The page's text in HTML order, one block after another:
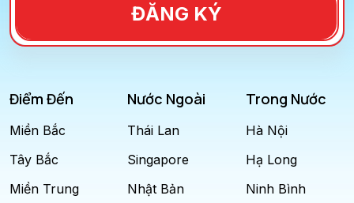
ĐĂNG KÝ
Điểm Đến
Miền Bắc
Tây Bắc
Miền Trung
Nước Ngoài
Thái Lan
Singapore
Nhật Bản
Trong Nước
Hà Nội
Hạ Long
Ninh Bình